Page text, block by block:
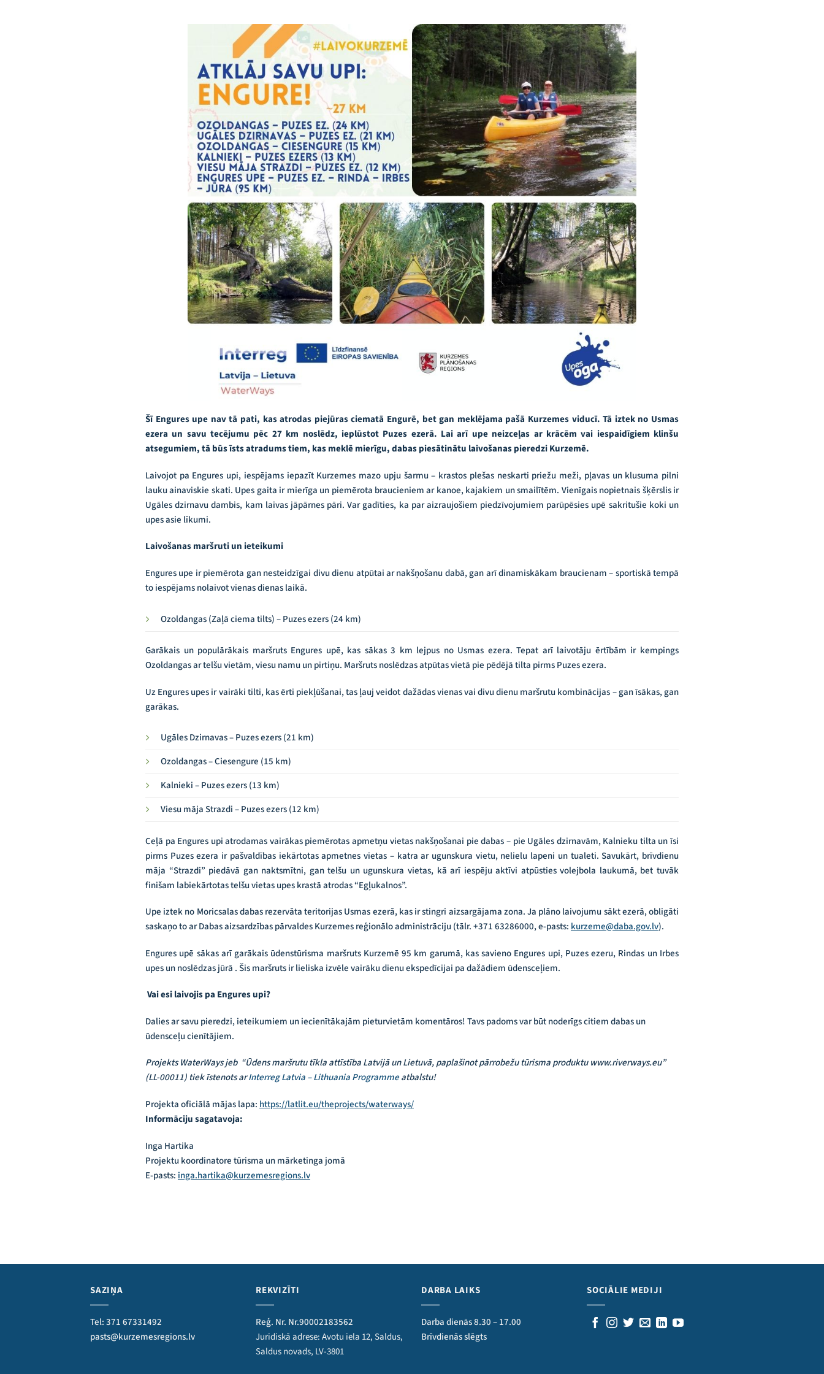
Šī Engures upe nav tā pati, kas atrodas piejūras ciematā Engurē, bet gan meklējama pašā Kurzemes viducī. Tā iztek no Usmas
ezera un savu tecējumu pēc 27 km noslēdz, ieplūstot Puzes ezerā. Lai arī upe neizceļas ar krācēm vai iespaidīgiem klinšu
atsegumiem, tā būs īsts atradums tiem, kas meklē mierīgu, dabas piesātinātu laivošanas pieredzi Kurzemē.
Laivojot pa Engures upi, iespējams iepazīt Kurzemes mazo upju šarmu – krastos plešas neskarti priežu meži, pļavas un klusuma pilni
lauku ainaviskie skati. Upes gaita ir mierīga un piemērota braucieniem ar kanoe, kajakiem un smailītēm. Vienīgais nopietnais šķērslis ir
Ugāles dzirnavu dambis, kam laivas jāpārnes pāri. Var gadīties, ka par aizraujošiem piedzīvojumiem parūpēsies upē sakritušie koki un
upes asie līkumi.
Laivošanas maršruti un ieteikumi
Engures upe ir piemērota gan nesteidzīgai divu dienu atpūtai ar nakšņošanu dabā, gan arī dinamiskākam braucienam – sportiskā tempā
to iespējams nolaivot vienas dienas laikā.
Ozoldangas (Zaļā ciema tilts) – Puzes ezers (24 km)
Garākais un populārākais maršruts Engures upē, kas sākas 3 km lejpus no Usmas ezera. Tepat arī laivotāju ērtībām ir kempings
Ozoldangas ar telšu vietām, viesu namu un pirtiņu. Maršruts noslēdzas atpūtas vietā pie pēdējā tilta pirms Puzes ezera.
Uz Engures upes ir vairāki tilti, kas ērti piekļūšanai, tas ļauj veidot dažādas vienas vai divu dienu maršrutu kombinācijas – gan īsākas, gan
garākas.
Ugāles Dzirnavas – Puzes ezers (21 km)
Ozoldangas – Ciesengure (15 km)
Kalnieki – Puzes ezers (13 km)
Viesu māja Strazdi – Puzes ezers (12 km)
Ceļā pa Engures upi atrodamas vairākas piemērotas apmetņu vietas nakšņošanai pie dabas – pie Ugāles dzirnavām, Kalnieku tilta un īsi
pirms Puzes ezera ir pašvaldības iekārtotas apmetnes vietas – katra ar ugunskura vietu, nelielu lapeni un tualeti. Savukārt, brīvdienu
māja “Strazdi” piedāvā gan naktsmītni, gan telšu un ugunskura vietas, kā arī iespēju aktīvi atpūsties volejbola laukumā, bet tuvāk
finišam labiekārtotas telšu vietas upes krastā atrodas “Egļukalnos”.
Upe iztek no Moricsalas dabas rezervāta teritorijas Usmas ezerā, kas ir stingri aizsargājama zona. Ja plāno laivojumu sākt ezerā, obligāti
saskaņo to ar Dabas aizsardzības pārvaldes Kurzemes reģionālo administrāciju (tālr. +371 63286000, e-pasts:kurzeme@daba.gov.lv).
Engures upē sākas arī garākais ūdenstūrisma maršruts Kurzemē 95 km garumā, kas savieno Engures upi, Puzes ezeru, Rindas un Irbes
upes un noslēdzas jūrā . Šis maršruts ir lieliska izvēle vairāku dienu ekspedīcijai pa dažādiem ūdensceļiem.
Vai esi laivojis pa Engures upi?
Dalies ar savu pieredzi, ieteikumiem un iecienītākajām pieturvietām komentāros! Tavs padoms var būt noderīgs citiem dabas un
ūdensceļu cienītājiem.
Projekts WaterWays jeb “Ūdens maršrutu tīkla attīstība Latvijā un Lietuvā, paplašinot pārrobežu tūrisma produktu www.riverways.eu”
(LL-00011) tiek īstenots arInterreg Latvia – Lithuania Programmeatbalstu!
Projekta oficiālā mājas lapa: https://latlit.eu/theprojects/waterways/
Informāciju sagatavoja:
Inga Hartika
Projektu koordinatore tūrisma un mārketinga jomā
E-pasts: inga.hartika@kurzemesregions.lv
SAZIŅA
Tel: 371 67331492
pasts@kurzemesregions.lv
REKVIZĪTI
Reģ. Nr. Nr.90002183562
Juridiskā adrese: Avotu iela 12, Saldus,
Saldus novads, LV-3801
DARBA LAIKS
Darba dienās 8.30 – 17.00
Brīvdienās slēgts
SOCIĀLIE MEDIJI